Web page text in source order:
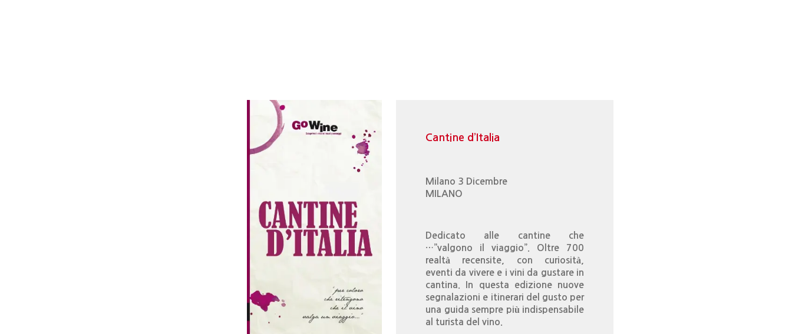
Cantine d’Italia
Milano 3 Dicembre
MILANO
Dedicato alle cantine che
…”valgono il viaggio”. Oltre 700
realtà recensite, con curiosità,
eventi da vivere e i vini da gustare in
cantina. In questa edizione nuove
segnalazioni e itinerari del gusto per
una guida sempre più indispensabile
al turista del vino.